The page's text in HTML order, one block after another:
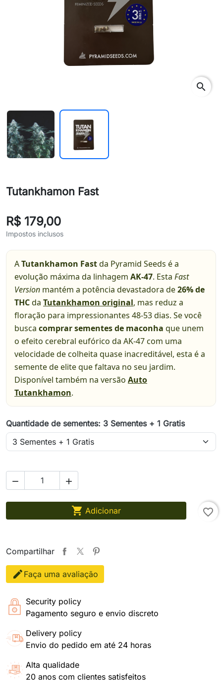
search
Tutankhamon Fast
R$ 179,00
Impostos inclusos
ATutankhamon Fastda Pyramid Seeds é a
evolução máxima da linhagem AK-47. Esta Fast
Version mantém a potência devastadora de26% de
THCda Tutankhamon original, mas reduz a
floração para impressionantes 48-53 dias. Se você
busca comprar sementes de maconha que unem
o efeito cerebral eufórico da AK-47 com uma
velocidade de colheita quase inacreditável, esta é a
semente de elite que faltava no seu jardim.
Disponível também na versão Auto
Tutankhamon.
Quantidade de sementes: 3 Sementes + 1 Gratis
 
 Adicionar favorite_border
Compartilhar
Faça uma avaliação
Security policy
Pagamento seguro e envio discreto
Delivery policy
Envio do pedido em até 24 horas
Alta qualidade
20 anos com clientes satisfeitos